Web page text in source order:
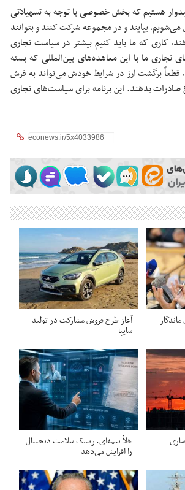
هستیم که بخش خصوصی با توجه به تسهیلاتی
می‌شویم، بیایند و در مجموعه شرکت کنند و بتوانند
کاری که ما باید کنیم بیشتر در سیاست تجاری
ما با این معاهده‌های بین‌المللی که بسته
قطعاً برگشت ارز در شرایط خودش می‌تواند به فرش
بدهند. این برنامه برای سیاست‌های تجاری
آغاز طرح فروش مشارکت در تولید
سایپا
خلأ بیمه‌ای، ریسک سلامت دیجیتال
را افزایش می‌دهد